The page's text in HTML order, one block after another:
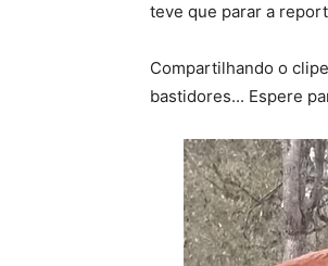
teve que parar a
Compartilhando o
bastidores... Espere